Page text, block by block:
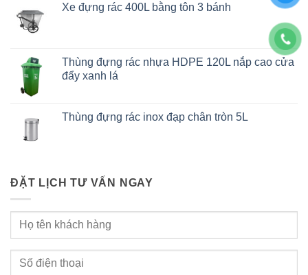
Xe đựng rác 400L bằng tôn 3 bánh
Thùng đựng rác nhựa HDPE 120L nắp cao cửa
đẩy xanh lá
Thùng đựng rác inox đạp chân tròn 5L
ĐẶT LỊCH TƯ VẤN NGAY